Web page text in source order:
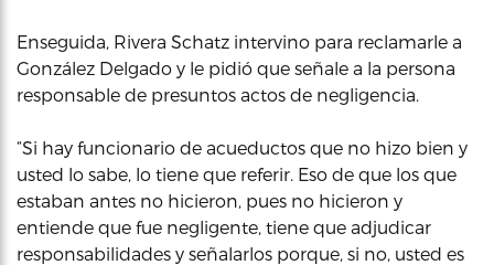
Enseguida, Rivera Schatz intervino para reclamarle a
González Delgado y le pidió que señale a la persona
responsable de presuntos actos de negligencia.
“Si hay funcionario de acueductos que no hizo bien y
usted lo sabe, lo tiene que referir. Eso de que los que
estaban antes no hicieron, pues no hicieron y
entiende que fue negligente, tiene que adjudicar
responsabilidades y señalarlos porque, si no, usted es